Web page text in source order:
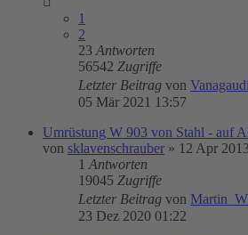
1
2
23 Antworten
56542 Zugriffe
Letzter Beitrag von Vanagaudi
05 Mär 2021 13:57
Umrüstung W 903 von Stahl - auf
von sklavenschrauber » 12 Apr
1 Antworten
19045 Zugriffe
Letzter Beitrag von
23 Dez 2020 01:22